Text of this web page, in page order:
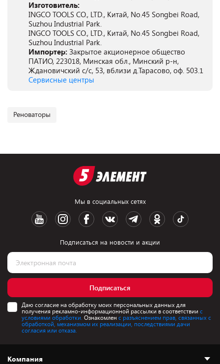
Изготовитель:
INGCO TOOLS CO., LTD., Китай, No.45 Songbei Road,
Suzhou Industrial Park.
INGCO TOOLS CO., LTD., Китай, No.45 Songbei Road,
Suzhou Industrial Park.
Импортер: Закрытое акционерное общество
ПАТИО, 223018, Минская обл., Минский р-н,
Ждановичский с/с, 53, вблизи д.Тарасово, оф. 503.1
Сервисные центры
Реноваторы
Мы в социальных сетях
Подписаться на новости и акции
Подписаться
Даю согласие на обработку моих персональных данных для
получения рекламно-информационной рассылки в соответствии с
условиями обработки. Ознакомлен с разъяснением прав, связанных с
обработкой, механизмом их реализации, последствиями дачи
согласия или отказа.
Компания